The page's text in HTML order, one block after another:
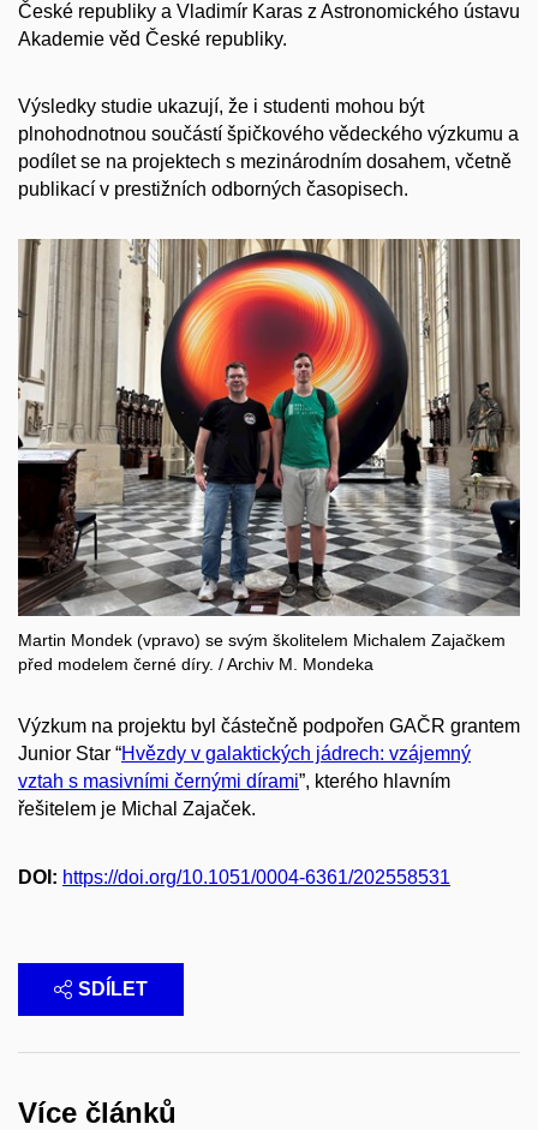
České republiky a Vladimír Karas z Astronomického ústavu
Akademie věd České republiky.
Výsledky studie ukazují, že i studenti mohou být
plnohodnotnou součástí špičkového vědeckého výzkumu a
podílet se na projektech s mezinárodním dosahem, včetně
publikací v prestižních odborných časopisech.
Martin Mondek (vpravo) se svým školitelem Michalem Zajačkem
před modelem černé díry. / Archiv M. Mondeka
Výzkum na projektu byl částečně podpořen GAČR grantem
Junior Star “Hvězdy v galaktických jádrech: vzájemný
vztah s masivními černými dírami”, kterého hlavním
řešitelem je Michal Zajaček.
DOI: https://doi.org/10.1051/0004-6361/202558531
SDÍLET
Více článků